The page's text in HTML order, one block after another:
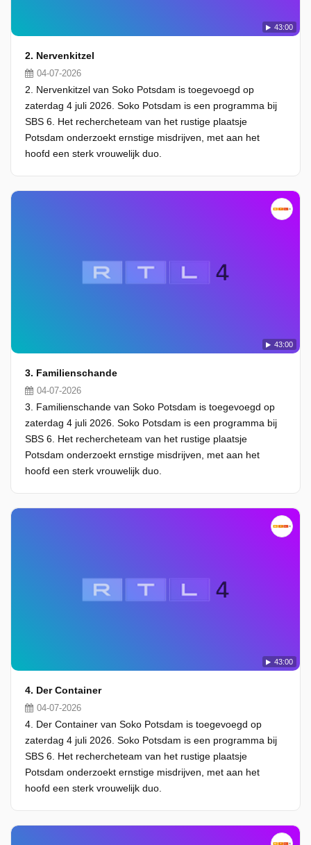
43:00
2. Nervenkitzel
04-07-2026
2. Nervenkitzel van Soko Potsdam is toegevoegd op
zaterdag 4 juli 2026. Soko Potsdam is een programma bij
SBS 6. Het rechercheteam van het rustige plaatsje
Potsdam onderzoekt ernstige misdrijven, met aan het
hoofd een sterk vrouwelijk duo.
43:00
3. Familienschande
04-07-2026
3. Familienschande van Soko Potsdam is toegevoegd op
zaterdag 4 juli 2026. Soko Potsdam is een programma bij
SBS 6. Het rechercheteam van het rustige plaatsje
Potsdam onderzoekt ernstige misdrijven, met aan het
hoofd een sterk vrouwelijk duo.
43:00
4. Der Container
04-07-2026
4. Der Container van Soko Potsdam is toegevoegd op
zaterdag 4 juli 2026. Soko Potsdam is een programma bij
SBS 6. Het rechercheteam van het rustige plaatsje
Potsdam onderzoekt ernstige misdrijven, met aan het
hoofd een sterk vrouwelijk duo.